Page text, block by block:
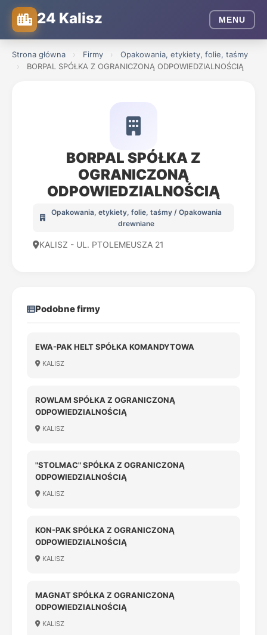
24 Kalisz MENU
Strona główna › Firmy ›
Opakowania, etykiety, folie, taśmy
›
BORPAL SPÓŁKA Z OGRANICZONĄ ODPOWIEDZIALNOŚCIĄ
BORPAL SPÓŁKA Z
OGRANICZONĄ
ODPOWIEDZIALNOŚCIĄ
Opakowania, etykiety, folie, taśmy / Opakowania
drewniane
KALISZ - UL. PTOLEMEUSZA 21
Podobne firmy
EWA-PAK HELT SPÓŁKA KOMANDYTOWA
KALISZ
ROWLAM SPÓŁKA Z OGRANICZONĄ
ODPOWIEDZIALNOŚCIĄ
KALISZ
"STOLMAC" SPÓŁKA Z OGRANICZONĄ
ODPOWIEDZIALNOŚCIĄ
KALISZ
KON-PAK SPÓŁKA Z OGRANICZONĄ
ODPOWIEDZIALNOŚCIĄ
KALISZ
MAGNAT SPÓŁKA Z OGRANICZONĄ
ODPOWIEDZIALNOŚCIĄ
KALISZ